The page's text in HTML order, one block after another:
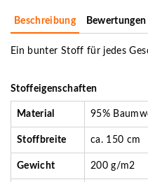
Beschreibung Bewertungen
Ein bunter Stoff für jedes
Stoffeigenschaften
Material 95%
Stoffbreite ca. 150 cm
Gewicht 200 g/m2